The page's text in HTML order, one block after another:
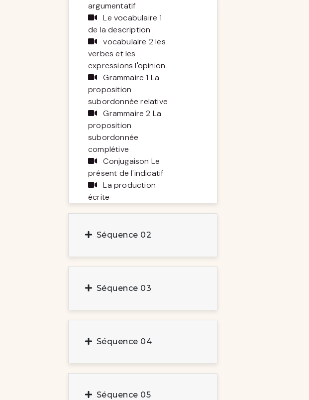
argumentatif
Le vocabulaire 1
de la description
vocabulaire 2 les
verbes et les
expressions l'opinion
Grammaire 1 La
proposition
subordonnée relative
Grammaire 2 La
proposition
subordonnée
complétive
Conjugaison Le
présent de l'indicatif
La production
écrite
Séquence 02
Séquence 03
Séquence 04
Séquence 05